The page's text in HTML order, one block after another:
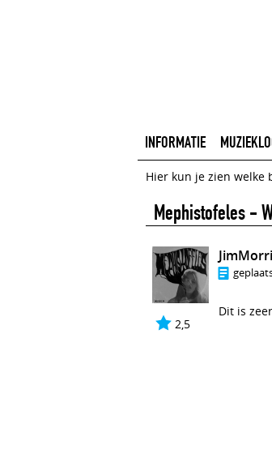
INFORMATIE
Hier kun je zien welke
Mephistofeles -
2,5
Dit is